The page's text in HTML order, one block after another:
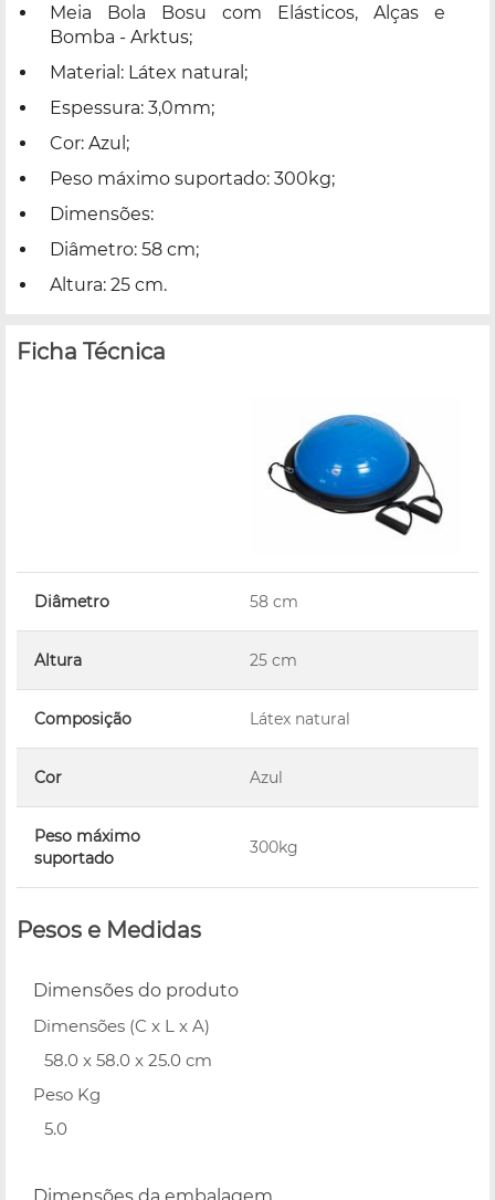
Meia Bola Bosu com Elásticos, Alças e
Bomba - Arktus;
Material: Látex natural;
Espessura: 3,0mm;
Cor: Azul;
Peso máximo suportado: 300kg;
Dimensões:
Diâmetro: 58 cm;
Altura: 25 cm.
Ficha Técnica
Diâmetro 58 cm
Altura 25 cm
Composição Látex natural
Cor Azul
Peso máximo
suportado
300kg
Pesos e Medidas
Dimensões do produto
Dimensões (C x L x A)
58.0 x 58.0 x 25.0 cm
Peso Kg
5.0
Dimensões da embalagem